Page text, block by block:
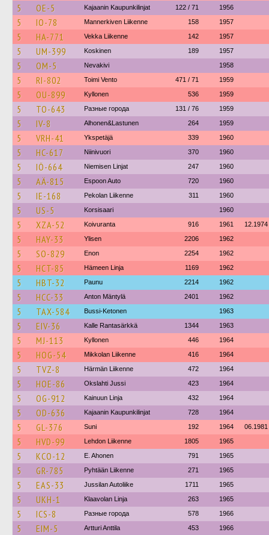
5 OE-5 Kajaanin Kaupunkilinjat 122 / 71 1956
5 IO-78 Mannerkiven Liikenne 158 1957
5 HA-771 Vekka Liikenne 142 1957
5 UM-399 Koskinen 189 1957
5 OM-5 Nevakivi 1958
5 RI-802 Toimi Vento 471 / 71 1959
5 OU-899 Kyllonen 536 1959
5 TO-643 Разные города 131 / 76 1959
5 IV-8 Alhonen&Lastunen 264 1959
5 VRH-41 Ykspetäjä 339 1960
5 HC-617 Niinivuori 370 1960
5 IÖ-664 Niemisen Linjat 247 1960
5 AÄ-815 Espoon Auto 720 1960
5 IE-168 Pekolan Liikenne 311 1960
5 US-5 Korsisaari 1960
5 XZA-52 Koivuranta 916 1961 12.1974
5 HAY-33 Ylisen 2206 1962
5 SO-829 Enon 2254 1962
5 HCT-85 Hämeen Linja 1169 1962
5 HBT-32 Paunu 2214 1962
5 HCC-33 Anton Mäntylä 2401 1962
5 TAX-584 Bussi-Ketonen 1963
5 EIV-36 Kalle Rantasärkkä 1344 1963
5 MJ-113 Kyllonen 446 1964
5 HOG-54 Mikkolan Liikenne 416 1964
5 TVZ-8 Härmän Liikenne 472 1964
5 HOE-86 Okslahti Jussi 423 1964
5 OG-912 Kainuun Linja 432 1964
5 OD-636 Kajaanin Kaupunkilinjat 728 1964
5 GL-376 Suni 192 1964 06.1981
5 HVD-99 Lehdon Liikenne 1805 1965
5 KCO-12 E. Ahonen 791 1965
5 GR-785 Pyhtään Liikenne 271 1965
5 EAS-33 Jussilan Autoliike 1711 1965
5 UKH-1 Klaavolan Linja 263 1965
5 ICS-8 Разные города 578 1966
5 EIM-5 Artturi Anttila 453 1966